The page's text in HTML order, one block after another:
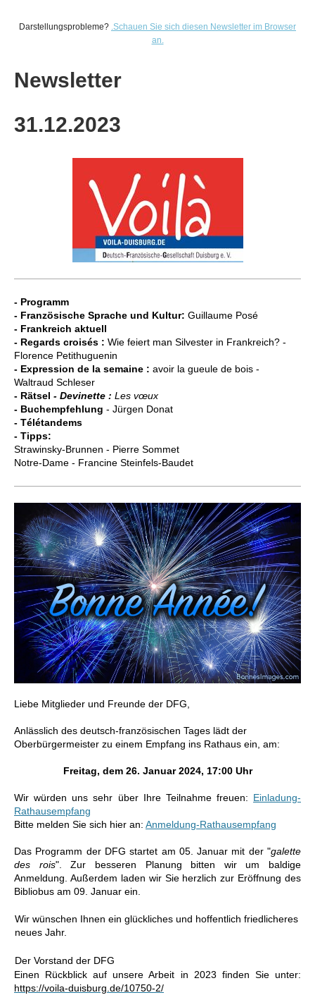
Darstellungsprobleme? .Schauen Sie sich diesen Newsletter im Browser
an.
Newsletter
31.12.2023
- Programm
- Französische Sprache und Kultur: Guillaume Posé
- Frankreich aktuell
- Regards croisés : Wie feiert man Silvester in Frankreich? -
Florence Petithuguenin
- Expression de la semaine : avoir la gueule de bois -
Waltraud Schleser
- Rätsel - Devinette : Les vœux
- Buchempfehlung - Jürgen Donat
- Télétandems
- Tipps:
Strawinsky-Brunnen - Pierre Sommet
Notre-Dame - Francine Steinfels-Baudet
Liebe Mitglieder und Freunde der DFG,
Anlässlich des deutsch-französischen Tages lädt der
Oberbürgermeister zu einem Empfang ins Rathaus ein, am:
Freitag, dem 26. Januar 2024, 17:00 Uhr
Wir würden uns sehr über Ihre Teilnahme freuen: Einladung-
Rathausempfang
Bitte melden Sie sich hier an: Anmeldung-Rathausempfang
Das Programm der DFG startet am 05. Januar mit der "galette
des rois". Zur besseren Planung bitten wir um baldige
Anmeldung. Außerdem laden wir Sie herzlich zur Eröffnung des
Bibliobus am 09. Januar ein.
Wir wünschen Ihnen ein glückliches und hoffentlich friedlicheres
neues Jahr.
Der Vorstand der DFG
Einen Rückblick auf unsere Arbeit in 2023 finden Sie unter:
https://voila-duisburg.de/10750-2/